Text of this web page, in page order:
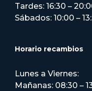
Tardes: 16:30 –
Sábados: 10:00 –
Horario recambios
Lunes a Viernes:
Mañanas: 08:30 –